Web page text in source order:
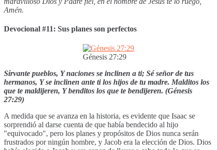
Amén.
Devocional #11: Sus planes son perfectos
Génesis 27:29
Sírvante pueblos, Y naciones se inclinen a ti; Sé señor de tus
hermanos, Y se inclinen ante ti los hijos de tu madre. Malditos los
que te maldijeren, Y benditos los que te bendijeren. (Génesis
27:29)
A medida que se avanza en la historia, es evidente que Isaac se
sorprendió al darse cuenta de que había bendecido al hijo
"equivocado", pero los planes y propósitos de Dios nunca serán
frustrados por ningún hombre, y Jacob era la elección de Dios. Dios